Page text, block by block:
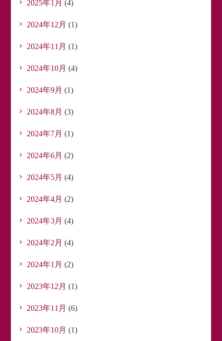
2025年1月 (4)
2024年12月 (1)
2024年11月 (1)
2024年10月 (4)
2024年9月 (1)
2024年8月 (3)
2024年7月 (1)
2024年6月 (2)
2024年5月 (4)
2024年4月 (2)
2024年3月 (4)
2024年2月 (4)
2024年1月 (2)
2023年12月 (1)
2023年11月 (6)
2023年10月 (1)